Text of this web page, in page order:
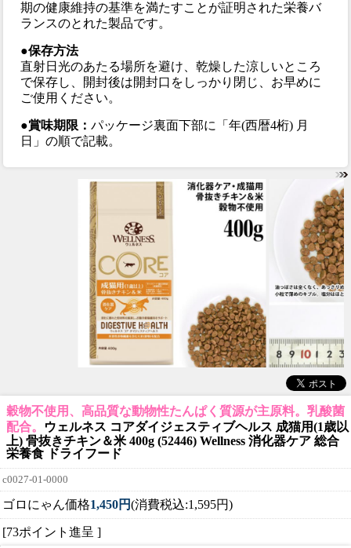
期の健康維持の基準を満たすことが証明された栄養バ
ランスのとれた製品です。
●保存方法
直射日光のあたる場所を避け、乾燥した涼しいところ
で保存し、開封後は開封口をしっかり閉じ、お早めに
ご使用ください。
●賞味期限：パッケージ裏面下部に「年(西暦4桁) 月
日」の順で記載。
穀物不使用、高品質な動物性たんぱく質源が主原料。乳酸菌
配合。
ウェルネス コアダイジェスティブヘルス 成猫用(1歳以
上) 骨抜きチキン＆米 400g (52446) Wellness 消化器ケア 総合
栄養食 ドライフード
c0027-01-0000
ゴロにゃん価格1,450円(消費税込:1,595円)
[73ポイント進呈 ]